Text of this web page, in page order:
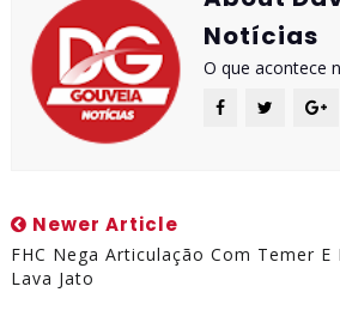
Notícias
O que acontece
Newer Article
FHC Nega Articulação Com Temer
Lava Jato